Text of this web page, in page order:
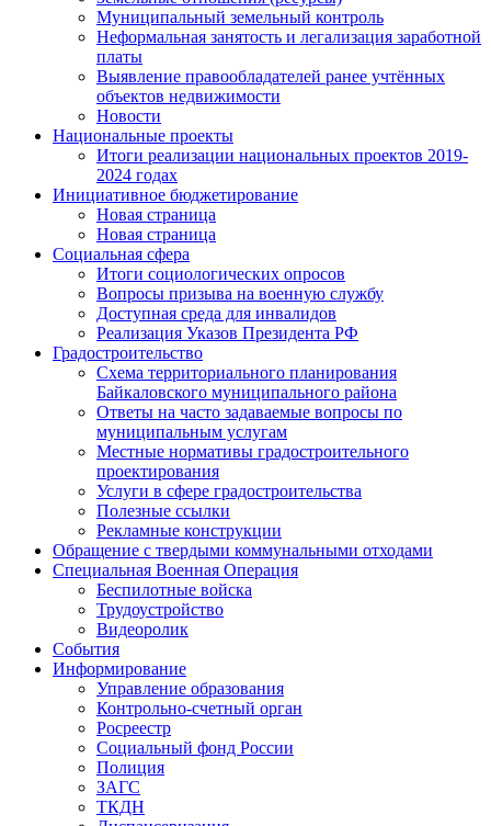
Муниципальный земельный контроль
Неформальная занятость и легализация заработной
платы
Выявление правообладателей ранее учтённых
объектов недвижимости
Новости
Национальные проекты
Итоги реализации национальных проектов 2019-
2024 годах
Инициативное бюджетирование
Новая страница
Новая страница
Социальная сфера
Итоги социологических опросов
Вопросы призыва на военную службу
Доступная среда для инвалидов
Реализация Указов Президента РФ
Градостроительство
Схема территориального планирования
Байкаловского муниципального района
Ответы на часто задаваемые вопросы по
муниципальным услугам
Местные нормативы градостроительного
проектирования
Услуги в сфере градостроительства
Полезные ссылки
Рекламные конструкции
Обращение с твердыми коммунальными отходами
Специальная Военная Операция
Беспилотные войска
Трудоустройство
Видеоролик
События
Информирование
Управление образования
Контрольно-счетный орган
Росреестр
Социальный фонд России
Полиция
ЗАГС
ТКДН